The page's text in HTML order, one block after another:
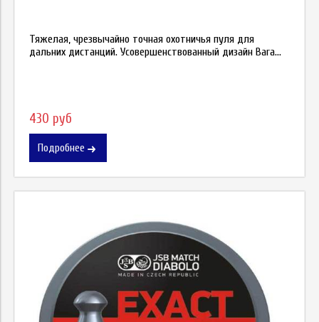
Тяжелая, чрезвычайно точная охотничья пуля для
дальних дистанций. Усовершенствованный дизайн Bara...
430 руб
Подробнее